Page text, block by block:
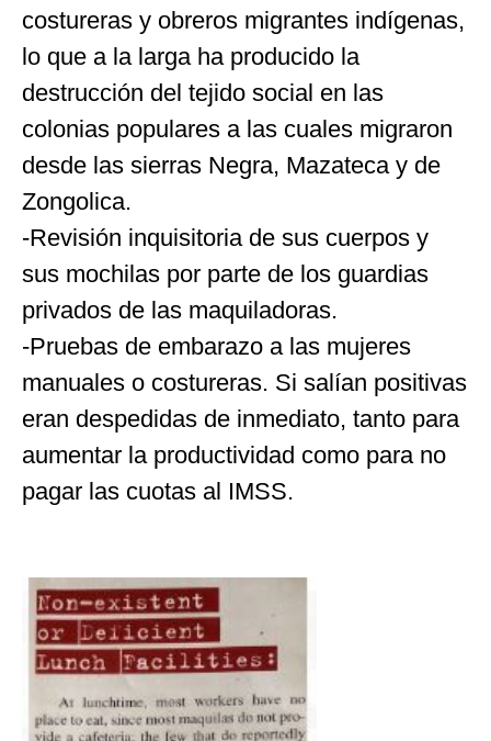
costureras y obreros migrantes indígenas,
lo que a la larga ha producido la
destrucción del tejido social en las
colonias populares a las cuales migraron
desde las sierras Negra, Mazateca y de
Zongolica.
-Revisión inquisitoria de sus cuerpos y
sus mochilas por parte de los guardias
privados de las maquiladoras.
-Pruebas de embarazo a las mujeres
manuales o costureras. Si salían positivas
eran despedidas de inmediato, tanto para
aumentar la productividad como para no
pagar las cuotas al IMSS.